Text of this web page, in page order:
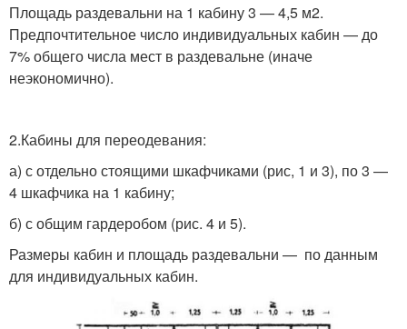
Площадь раздевальни на 1 кабину 3 — 4,5 м2.
Предпочтительное число индивидуальных кабин — до
7% общего числа мест в раздевальне (иначе
неэкономично).
2.Кабины для переодевания:
а) с отдельно стоящими шкафчиками (рис, 1 и 3), по 3 —
4 шкафчика на 1 кабину;
б) с общим гардеробом (рис. 4 и 5).
Размеры кабин и площадь раздевальни — по данным
для индивидуальных кабин.